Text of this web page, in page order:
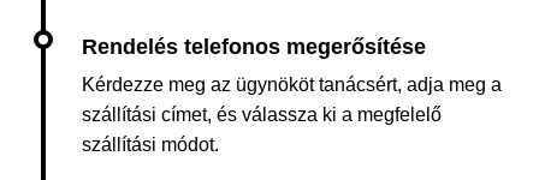
Kérdezze meg az ügynököt tanácsért, adja meg a
szállítási címet, és válassza ki a megfelelő
szállítási módot.